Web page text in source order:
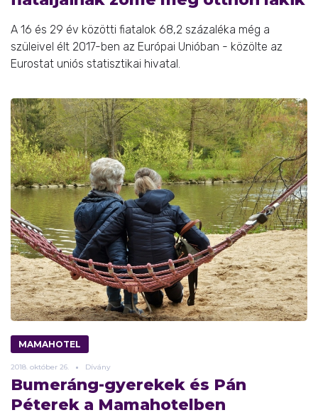
A 16 és 29 év közötti fiatalok 68,2 százaléka még a
szüleivel élt 2017-ben az Európai Unióban - közölte az
Eurostat uniós statisztikai hivatal.
MAMAHOTEL
2018. október 26. Dívány
Bumeráng-gyerekek és Pán
Péterek a Mamahotelben